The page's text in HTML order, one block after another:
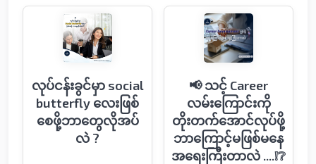
လုပ်ငန်းခွင်မှာ social
butterfly လေးဖြစ်
စေဖို့ဘာတွေလိုအပ်
လဲ ?
📢 သင့် Career
လမ်းကြောင်းကို
တိုးတက်အောင်လုပ်ဖို့
ဘာကြောင့်မဖြစ်မနေ
အရေးကြီးတာလဲ ....❕❔